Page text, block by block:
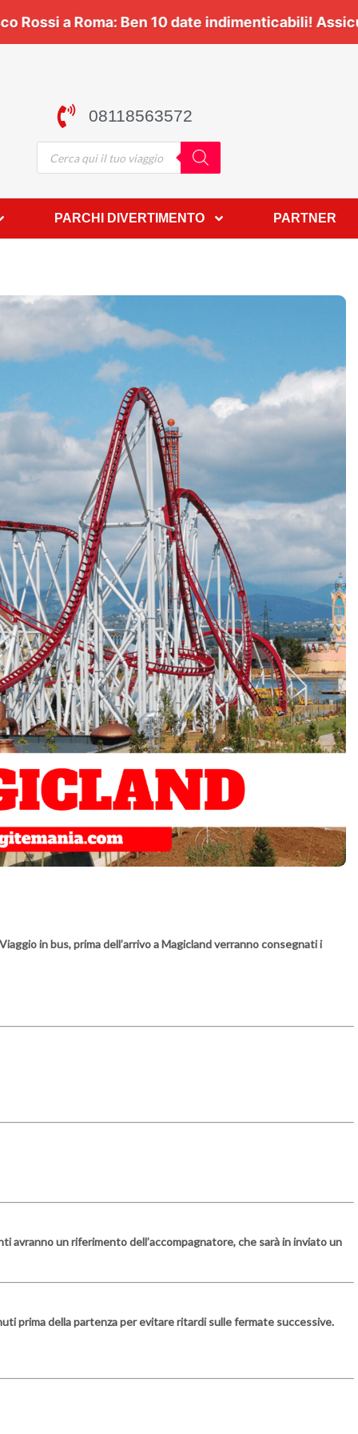
con noi 🎶 | 🎸Vasco Rossi a Roma:Ben10
08118563572
PARCHI DIVERTIMENTO PARTNER
in bus, prima dell’arrivo a Magicland verranno consegnati i
avranno un riferimento dell’accompagnatore, che sarà in inviato un
prima della partenza per evitare ritardi sulle fermate successive.